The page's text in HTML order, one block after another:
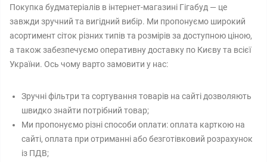
Покупка будматеріалів в інтернет-магазині Гігабуд — це
завжди зручний та вигідний вибір. Ми пропонуємо широкий
асортимент сіток різних типів та розмірів за доступною ціною,
а також забезпечуємо оперативну доставку по Києву та всієї
України. Ось чому варто замовити у нас:
Зручні фільтри та сортування товарів на сайті дозволяють
швидко знайти потрібний товар;
Ми пропонуємо різні способи оплати: оплата карткою на
сайті, оплата при отриманні або безготівковий розрахунок
із ПДВ;